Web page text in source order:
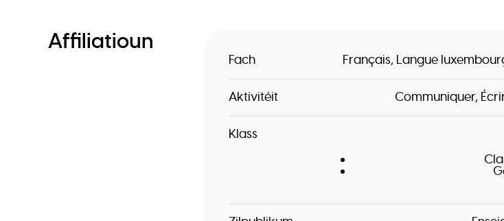
Affiliatioun
Fach Français Langue
Aktivitéit Communiquer
Klass